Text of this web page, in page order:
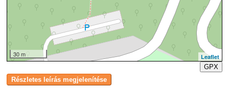
30 m
Leaflet
GPX